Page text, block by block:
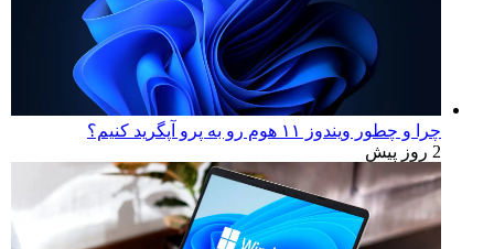
چرا و چطور ویندوز ۱۱ هوم رو به پرو آپگرید کنیم؟
2 روز پیش